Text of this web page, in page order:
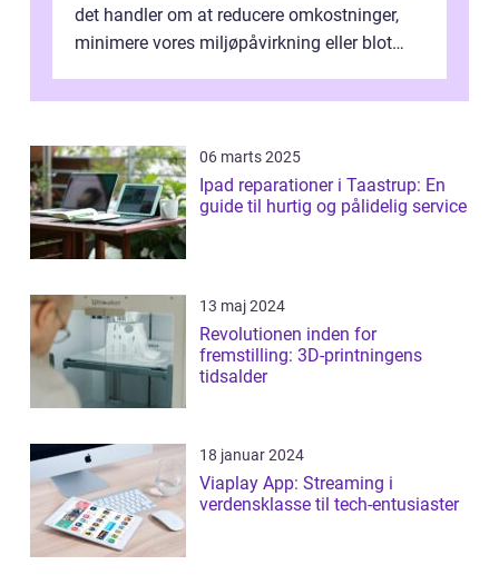
det handler om at reducere omkostninger,
minimere vores miljøpåvirkning eller blot
06 marts 2025
Ipad reparationer i Taastrup: En
guide til hurtig og pålidelig service
13 maj 2024
Revolutionen inden for
fremstilling: 3D-printningens
tidsalder
18 januar 2024
Viaplay App: Streaming i
verdensklasse til tech-entusiaster